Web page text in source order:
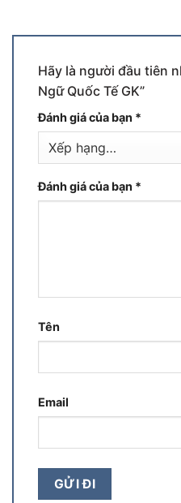
Hãy là người đầu tiên
Ngữ Quốc Tế GK”
Đánh giá của bạn *
Đánh giá của bạn *
Tên
Email